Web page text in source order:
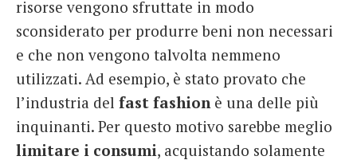
risorse vengono sfruttate in modo
sconsiderato per produrre beni non necessari
e che non vengono talvolta nemmeno
utilizzati. Ad esempio, è stato provato che
l’industria del fast fashion è una delle più
inquinanti. Per questo motivo sarebbe meglio
limitare i consumi, acquistando solamente